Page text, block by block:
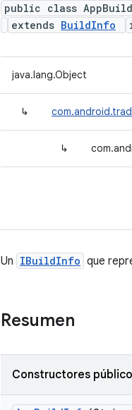
public class
extends BuildInfo
java.lang.Object
↳
↳
Un IBuildInfo que
Resumen
Constructores